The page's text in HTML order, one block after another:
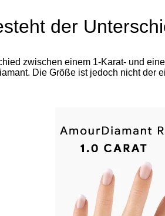
der
zwischen einem 1-Karat- und
Die Größe ist jedoch nicht der